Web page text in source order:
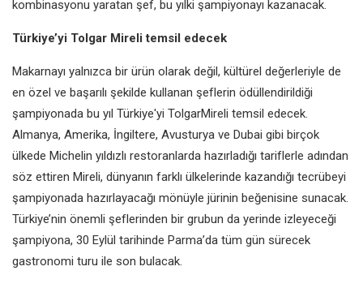
kombinasyonu yaratan şef, bu yılki şampiyonayı kazanacak.
Türkiye’yi Tolgar Mireli temsil edecek
Makarnayı yalnızca bir ürün olarak değil, kültürel değerleriyle de
en özel ve başarılı şekilde kullanan şeflerin ödüllendirildiği
şampiyonada bu yıl Türkiye'yi TolgarMireli temsil edecek.
Almanya, Amerika, İngiltere, Avusturya ve Dubai gibi birçok
ülkede Michelin yıldızlı restoranlarda hazırladığı tariflerle adından
söz ettiren Mireli, dünyanın farklı ülkelerinde kazandığı tecrübeyi
şampiyonada hazırlayacağı mönüyle jürinin beğenisine sunacak.
Türkiye’nin önemli şeflerinden bir grubun da yerinde izleyeceği
şampiyona, 30 Eylül tarihinde Parma’da tüm gün sürecek
gastronomi turu ile son bulacak.